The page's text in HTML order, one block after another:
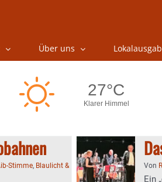
Über uns
Stimme, Blaulicht &
Von
Ein